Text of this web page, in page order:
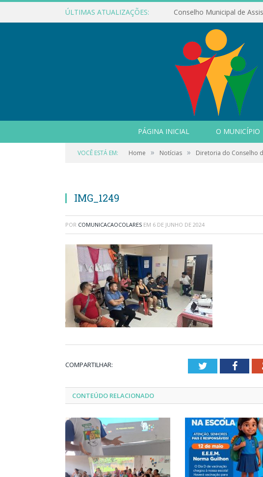
ÚLTIMAS ATUALIZAÇÕES:
PÁGINA INICIAL O MUNICÍPIO
VOCÊ ESTÁ EM: Home » Notícias » Diretoria do Conselho
IMG_1249
POR COMUNICACAOCOLARES EM 6 DE JUNHO DE 2024
COMPARTILHAR: Twitter
CONTEÚDO RELACIONADO